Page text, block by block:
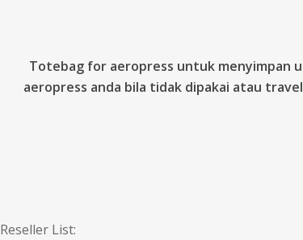
Totebag for aeropress untuk menyimpan
aeropress anda bila tidak dipakai atau
Reseller List: